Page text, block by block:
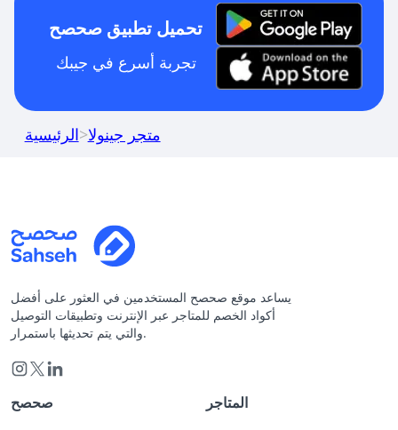
تحميل تطبيق صحصح
تجربة أسرع في جيبك
الرئيسية>متجر جينولا
يساعد موقع صحصح المستخدمين في العثور على أفضل
أكواد الخصم للمتاجر عبر الإنترنت وتطبيقات التوصيل
والتي يتم تحديثها باستمرار.
صحصح المتاجر